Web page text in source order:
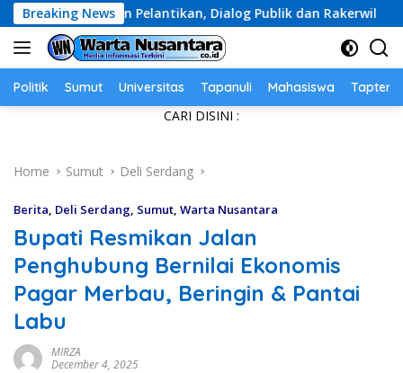
Skip
to
content
Breaking News
Pelantikan, Dialog Publik dan Rakerwil Diduga
Politik Sumut Universitas Tapanuli Mahasiswa Tapteng
CARI DISINI :
Home Sumut Deli Serdang
Berita, Deli Serdang, Sumut, Warta Nusantara
Bupati Resmikan Jalan
Penghubung Bernilai Ekonomis
Pagar Merbau, Beringin & Pantai
Labu
MIRZA
December 4, 2025